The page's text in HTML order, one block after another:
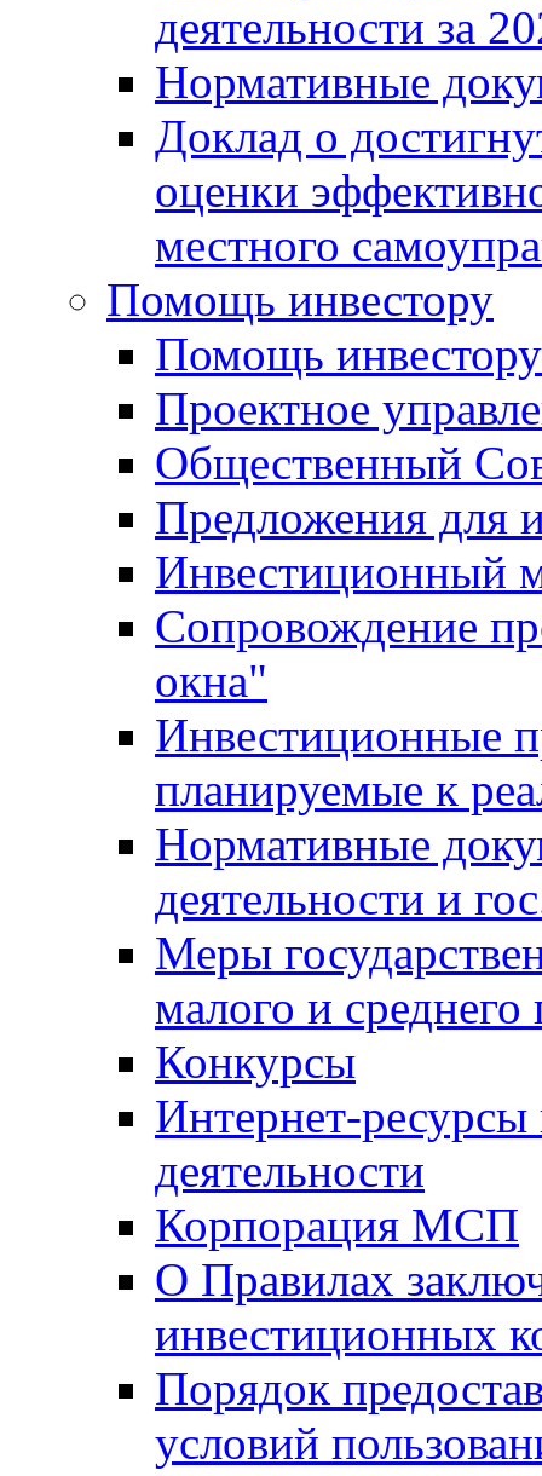
деятельности за
Нормативные
Доклад о
оценки
местного
Помощь инвестору
Помощь инвестору
Проектное
Общественный
Предложения для
Инвестиционный
Сопровождение
окна"
Инвестиционные
планируемые к
Нормативные
деятельности и
Меры
малого и среднего
Конкурсы
Интернет-
деятельности
Корпорация МСП
О Правилах
инвестиционных
Порядок
условий